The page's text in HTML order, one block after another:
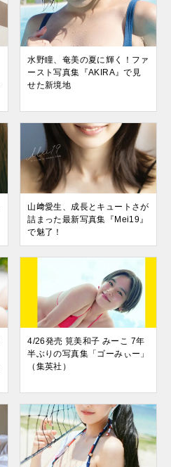
水野瞳、奄美の夏に輝く！ファ
ースト写真集『AKIRA』で見
せた新境地
山﨑愛生、成長とキュートさが
詰まった最新写真集『Mei19』
で魅了！
4/26発売 筧美和子 みーこ 7年
半ぶりの写真集「ゴーみぃー」
（集英社）